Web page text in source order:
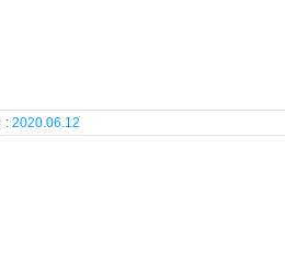
2020.06.12